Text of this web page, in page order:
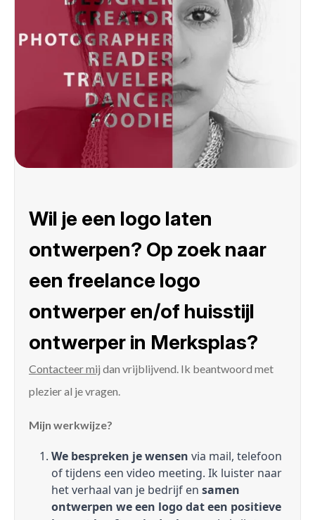
Wil je een logo laten
ontwerpen? Op zoek naar
een freelance logo
ontwerper en/of huisstijl
ontwerper in Merksplas?
Contacteer mij dan vrijblijvend. Ik beantwoord met
plezier al je vragen.
Mijn werkwijze?
We bespreken je wensen via mail, telefoon
of tijdens een video meeting. Ik luister naar
het verhaal van je bedrijf en samen
ontwerpen we een logo dat een positieve